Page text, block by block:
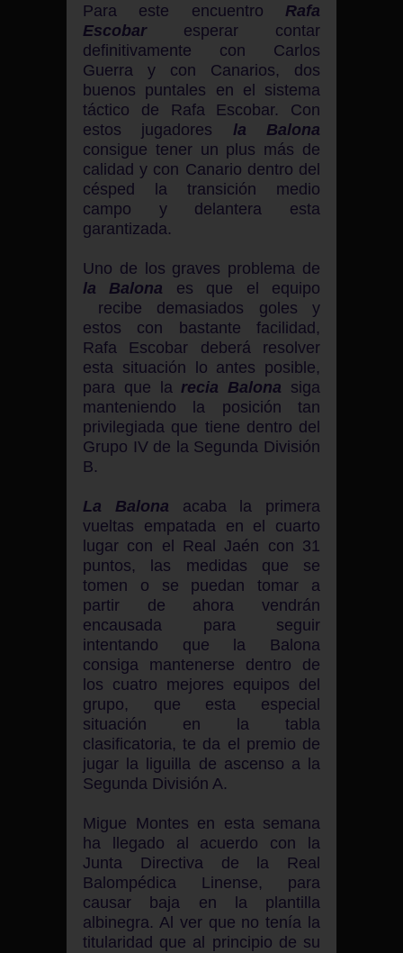
Para este encuentro Rafa
Escobaresperar contar
definitivamente con Carlos
Guerra y con Canarios, dos
buenos puntales en el sistema
táctico de Rafa Escobar. Con
estos jugadores la Balona
consigue tener un plus más de
calidad y con Canario dentro del
césped la transición medio
campo y delantera esta
garantizada.
Uno de los graves problema de
la Balona es que el equipo
recibe demasiados goles y
estos con bastante facilidad,
Rafa Escobar deberá resolver
esta situación lo antes posible,
para que la recia Balona siga
manteniendo la posición tan
privilegiada que tiene dentro del
Grupo IV de la Segunda División
B.
La Balona acaba la primera
vueltas empatada en el cuarto
lugar con el Real Jaén con 31
puntos, las medidas que se
tomen o se puedan tomar a
partir de ahora vendrán
encausada para seguir
intentando que la Balona
consiga mantenerse dentro de
los cuatro mejores equipos del
grupo, que esta especial
situación en la tabla
clasificatoria, te da el premio de
jugar la liguilla de ascenso a la
Segunda División A.
Migue Montes en esta semana
ha llegado al acuerdo con la
Junta Directiva de la Real
Balompédica Linense, para
causar baja en la plantilla
albinegra. Al ver que no tenía la
titularidad que al principio de su